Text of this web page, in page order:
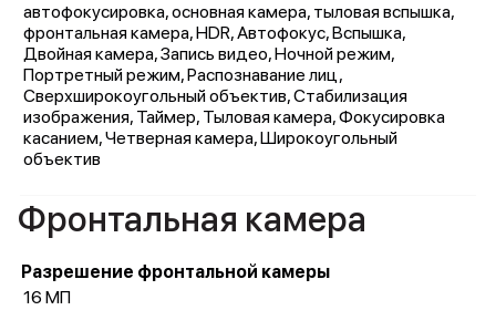
автофокусировка, основная камера, тыловая вспышка,
фронтальная камера, HDR, Автофокус, Вспышка,
Двойная камера, Запись видео, Ночной режим,
Портретный режим, Распознавание лиц,
Сверхширокоугольный объектив, Стабилизация
изображения, Таймер, Тыловая камера, Фокусировка
касанием, Четверная камера, Широкоугольный
объектив
Фронтальная камера
Разрешение фронтальной камеры
16 МП